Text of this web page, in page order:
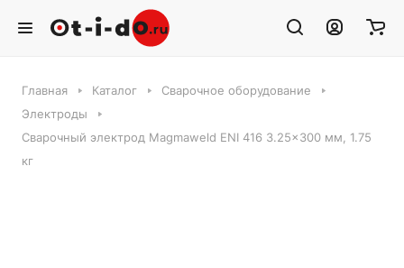
Главная Каталог
Сварочное оборудование
Электроды
Сварочный электрод Magmaweld ENI 416 3.25x300 мм, 1.75
кг